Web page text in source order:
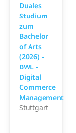
Duales
Studium
zum
Bachelor
of Arts
(2026) -
BWL -
Digital
Commerce
Management
Stuttgart